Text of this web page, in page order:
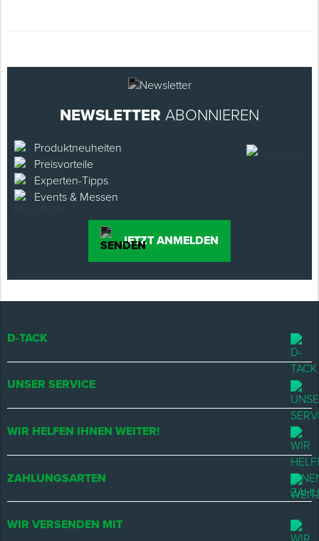
NEWSLETTER ABONNIEREN
Produktneuheiten
Preisvorteile
Experten-Tipps
Events & Messen
JETZT ANMELDEN
D-TACK
UNSER SERVICE
WIR HELFEN IHNEN WEITER!
ZAHLUNGSARTEN
WIR VERSENDEN MIT